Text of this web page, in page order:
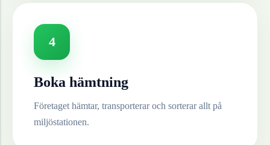
4
Boka hämtning
Företaget hämtar, transporterar och sorterar allt på
miljöstationen.